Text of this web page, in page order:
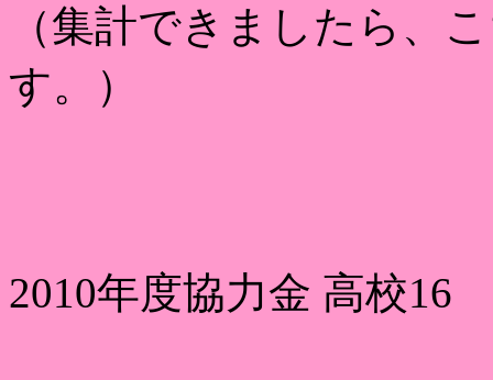
（集計できましたら、
す。）
2010年度協力金 高校16